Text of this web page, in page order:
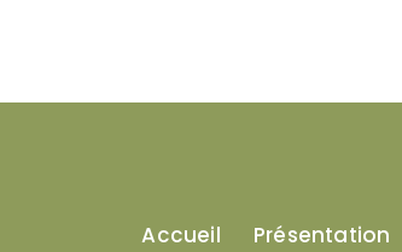
Accueil Présentation